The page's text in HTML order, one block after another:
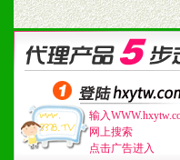
4、具备
道，医药
5、具备
输入
网上搜索
点击广告进入